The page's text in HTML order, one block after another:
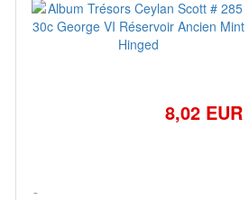
8,02 EUR